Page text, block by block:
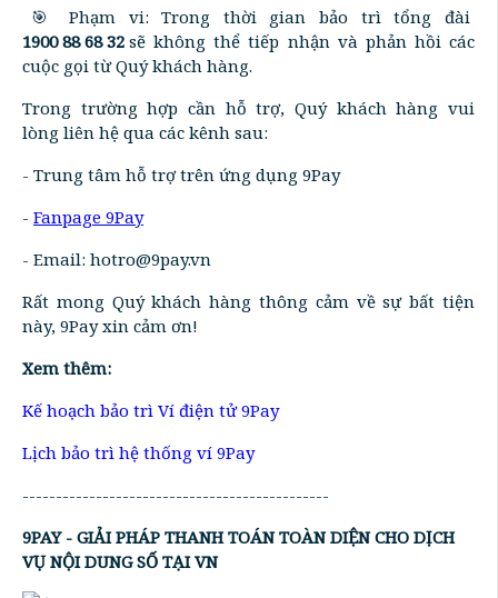
️🎯 Phạm vi: Trong thời gian bảo trì tổng đài
1900 88 68 32 sẽ không thể tiếp nhận và phản hồi các
cuộc gọi từ Quý khách hàng.
Trong trường hợp cần hỗ trợ, Quý khách hàng vui
lòng liên hệ qua các kênh sau:
- Trung tâm hỗ trợ trên ứng dụng 9Pay
- Fanpage 9Pay
- Email: hotro@9pay.vn
Rất mong Quý khách hàng thông cảm về sự bất tiện
này, 9Pay xin cảm ơn!
Xem thêm:
Kế hoạch bảo trì Ví điện tử 9Pay
Lịch bảo trì hệ thống ví 9Pay
----------------------------------------------
9PAY - GIẢI PHÁP THANH TOÁN TOÀN DIỆN CHO DỊCH
VỤ NỘI DUNG SỐ TẠI VN